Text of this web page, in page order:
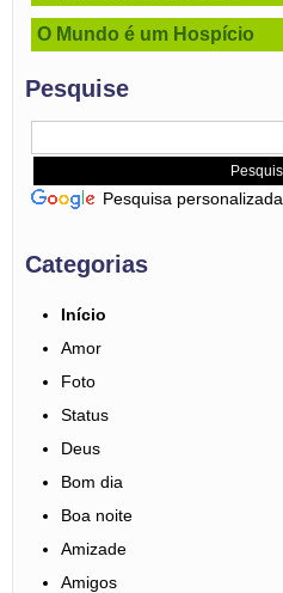
O Mundo é um Hospício
Pesquise
Pesquisa personalizada
Categorias
Início
Amor
Foto
Status
Deus
Bom dia
Boa noite
Amizade
Amigos